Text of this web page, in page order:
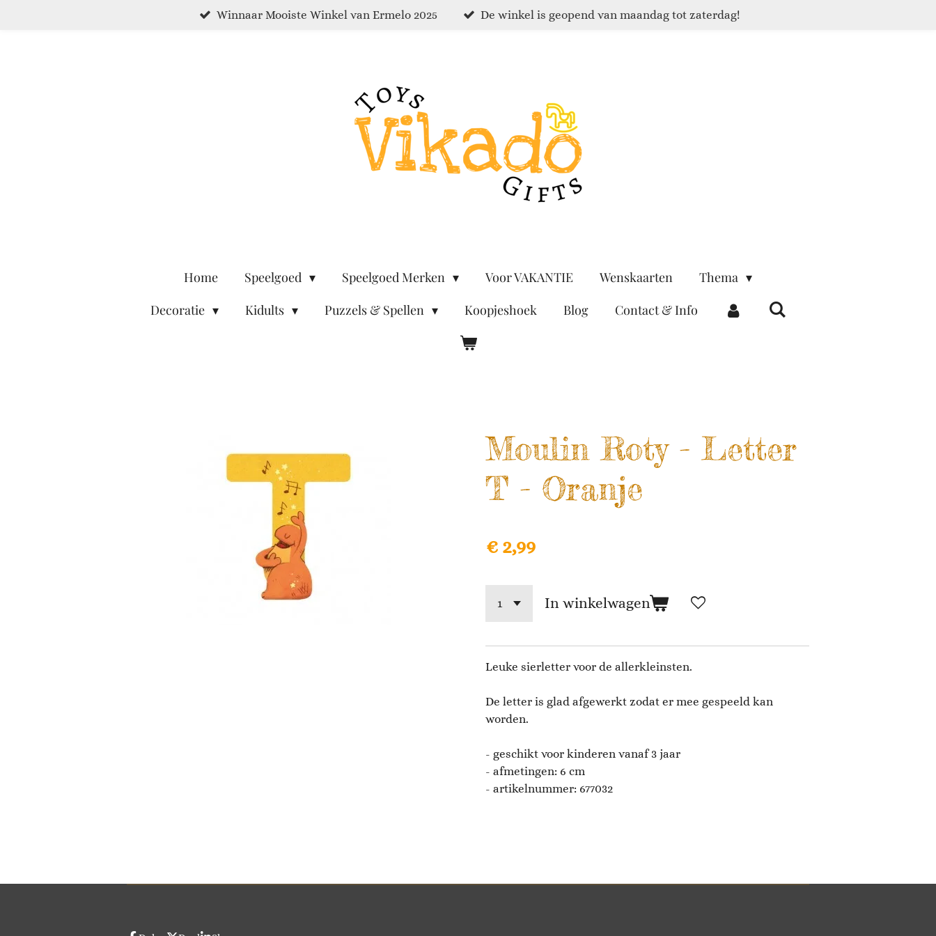
Winnaar Mooiste Winkel van Ermelo 2025 De winkel is geopend van maandag tot zaterdag!
Home Speelgoed Speelgoed Merken Voor VAKANTIE Wenskaarten
Thema
Decoratie
Kidults Puzzels & Spellen Koopjeshoek Blog Contact & Info
Moulin Roty - Letter
T - Oranje
€ 2,99
In winkelwagen
Leuke sierletter voor de allerkleinsten.
De letter is glad afgewerkt zodat er mee gespeeld kan
worden.
- geschikt voor kinderen vanaf 3 jaar
- afmetingen: 6 cm
- artikelnummer: 677032